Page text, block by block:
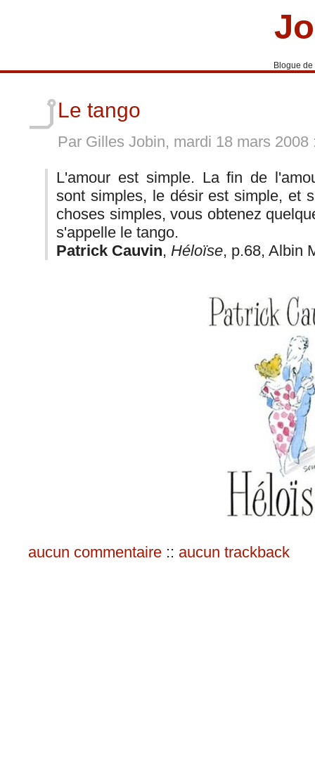
Blogue de
Le tango
Par Gilles Jobin, mardi 18 mars 2008
L'amour est simple. La fin de
sont simples, le désir est simple, et
choses simples, vous obtenez
s'appelle le tango.
Patrick Cauvin, Héloïse, p.68, Albin
aucun commentaire :: aucun trackback